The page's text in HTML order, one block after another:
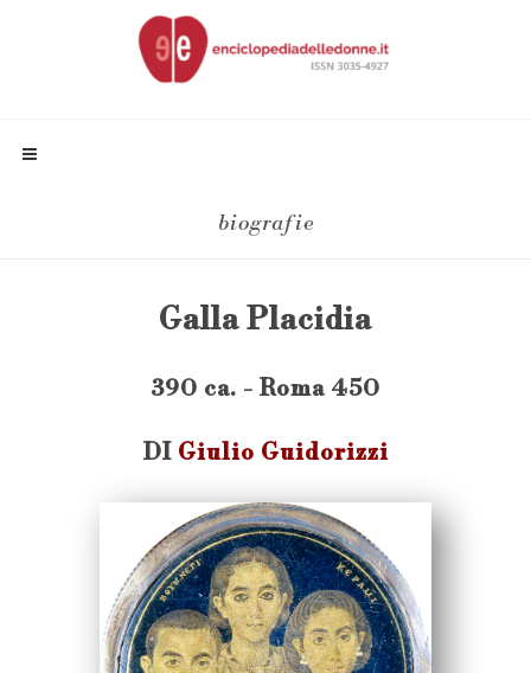
biografie
Galla Placidia
390 ca. - Roma 450
DI Giulio Guidorizzi